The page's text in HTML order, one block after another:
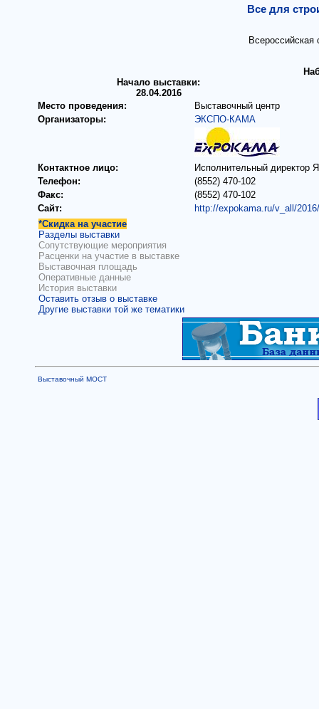
Все для
Всероссийская
Начало выставки:
28.04.2016
Место проведения:
Выставочный центр
Организаторы:
ЭКСПО-КАМА
Контактное лицо:
Исполнительный директор
Телефон:
(8552) 470-102
Факс:
(8552) 470-102
Сайт:
http://expokama.ru/v_all/
*Скидка на участие
Разделы выставки
Сопутствующие мероприятия
Расценки на участие в выставке
Выставочная площадь
Оперативные данные
История выставки
Оставить отзыв о выставке
Другие выставки той же тематики
Выставочный МОСТ